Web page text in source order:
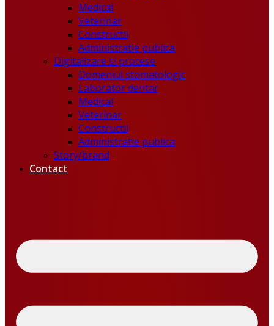
Medical
Veterinar
Constructii
Administratie publica
Digitalizare si procese
Domeniul stomatologic
Laborator dentar
Medical
Veterinar
Constructii
Administratie publica
Story/brand
Contact